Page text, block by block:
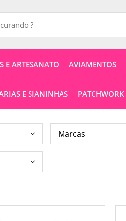
E ARTESANATO AVIAMENTOS
E SIANINHAS PATCHWORK